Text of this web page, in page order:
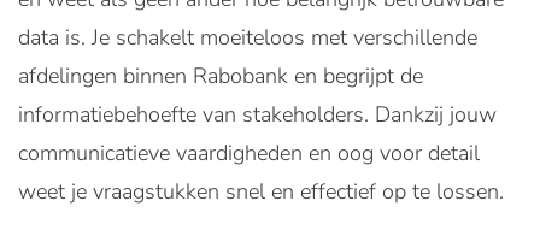
data is. Je schakelt moeiteloos met verschillende
afdelingen binnen Rabobank en begrijpt de
informatiebehoefte van stakeholders. Dankzij jouw
communicatieve vaardigheden en oog voor detail
weet je vraagstukken snel en effectief op te lossen.